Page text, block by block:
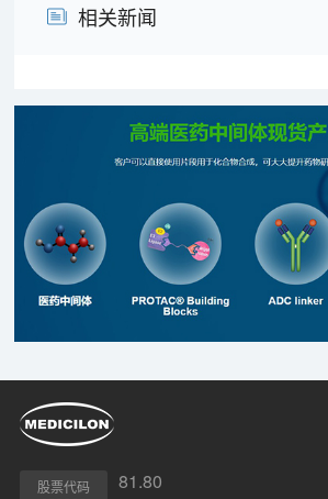
相关新闻
股票代码
81.80